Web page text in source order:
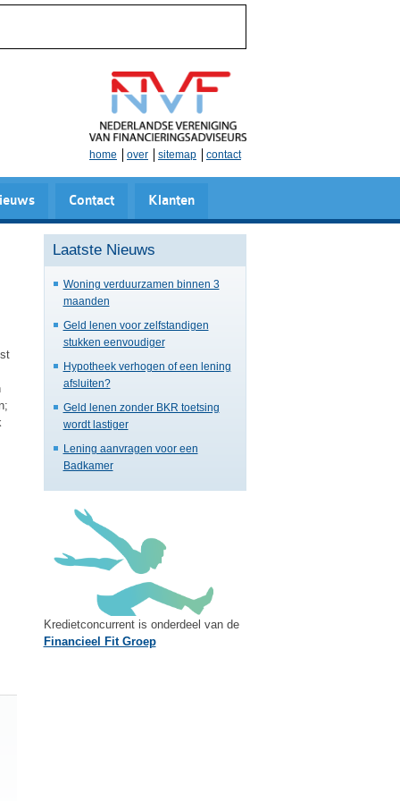
home over sitemap contact
Contact Klanten
Laatste Nieuws
Woning verduurzamen binnen 3
maanden
Geld lenen voor zelfstandigen
stukken eenvoudiger
Hypotheek verhogen of een lening
afsluiten?
Geld lenen zonder BKR toetsing
wordt lastiger
Lening aanvragen voor een
Badkamer
Kredietconcurrent is onderdeel van de
Financieel Fit Groep